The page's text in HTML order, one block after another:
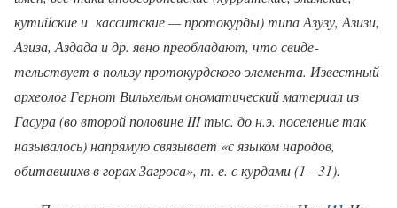
кутийские и касситские — протокурды) типа Азузу, Азизи,
Азиза, Аздада и др. явно преобладают, что свиде­
тельствует в пользу протокурдского элемента. Известный
археолог Гернот Вильхельм ономатический материал из
Гасура (во второй половине IIIтыс. до н.э. поселение так
называлось) напрямую связывает «с языком народов,
обитавшихв в горах Загроса», т. е. с курдами (1—31).